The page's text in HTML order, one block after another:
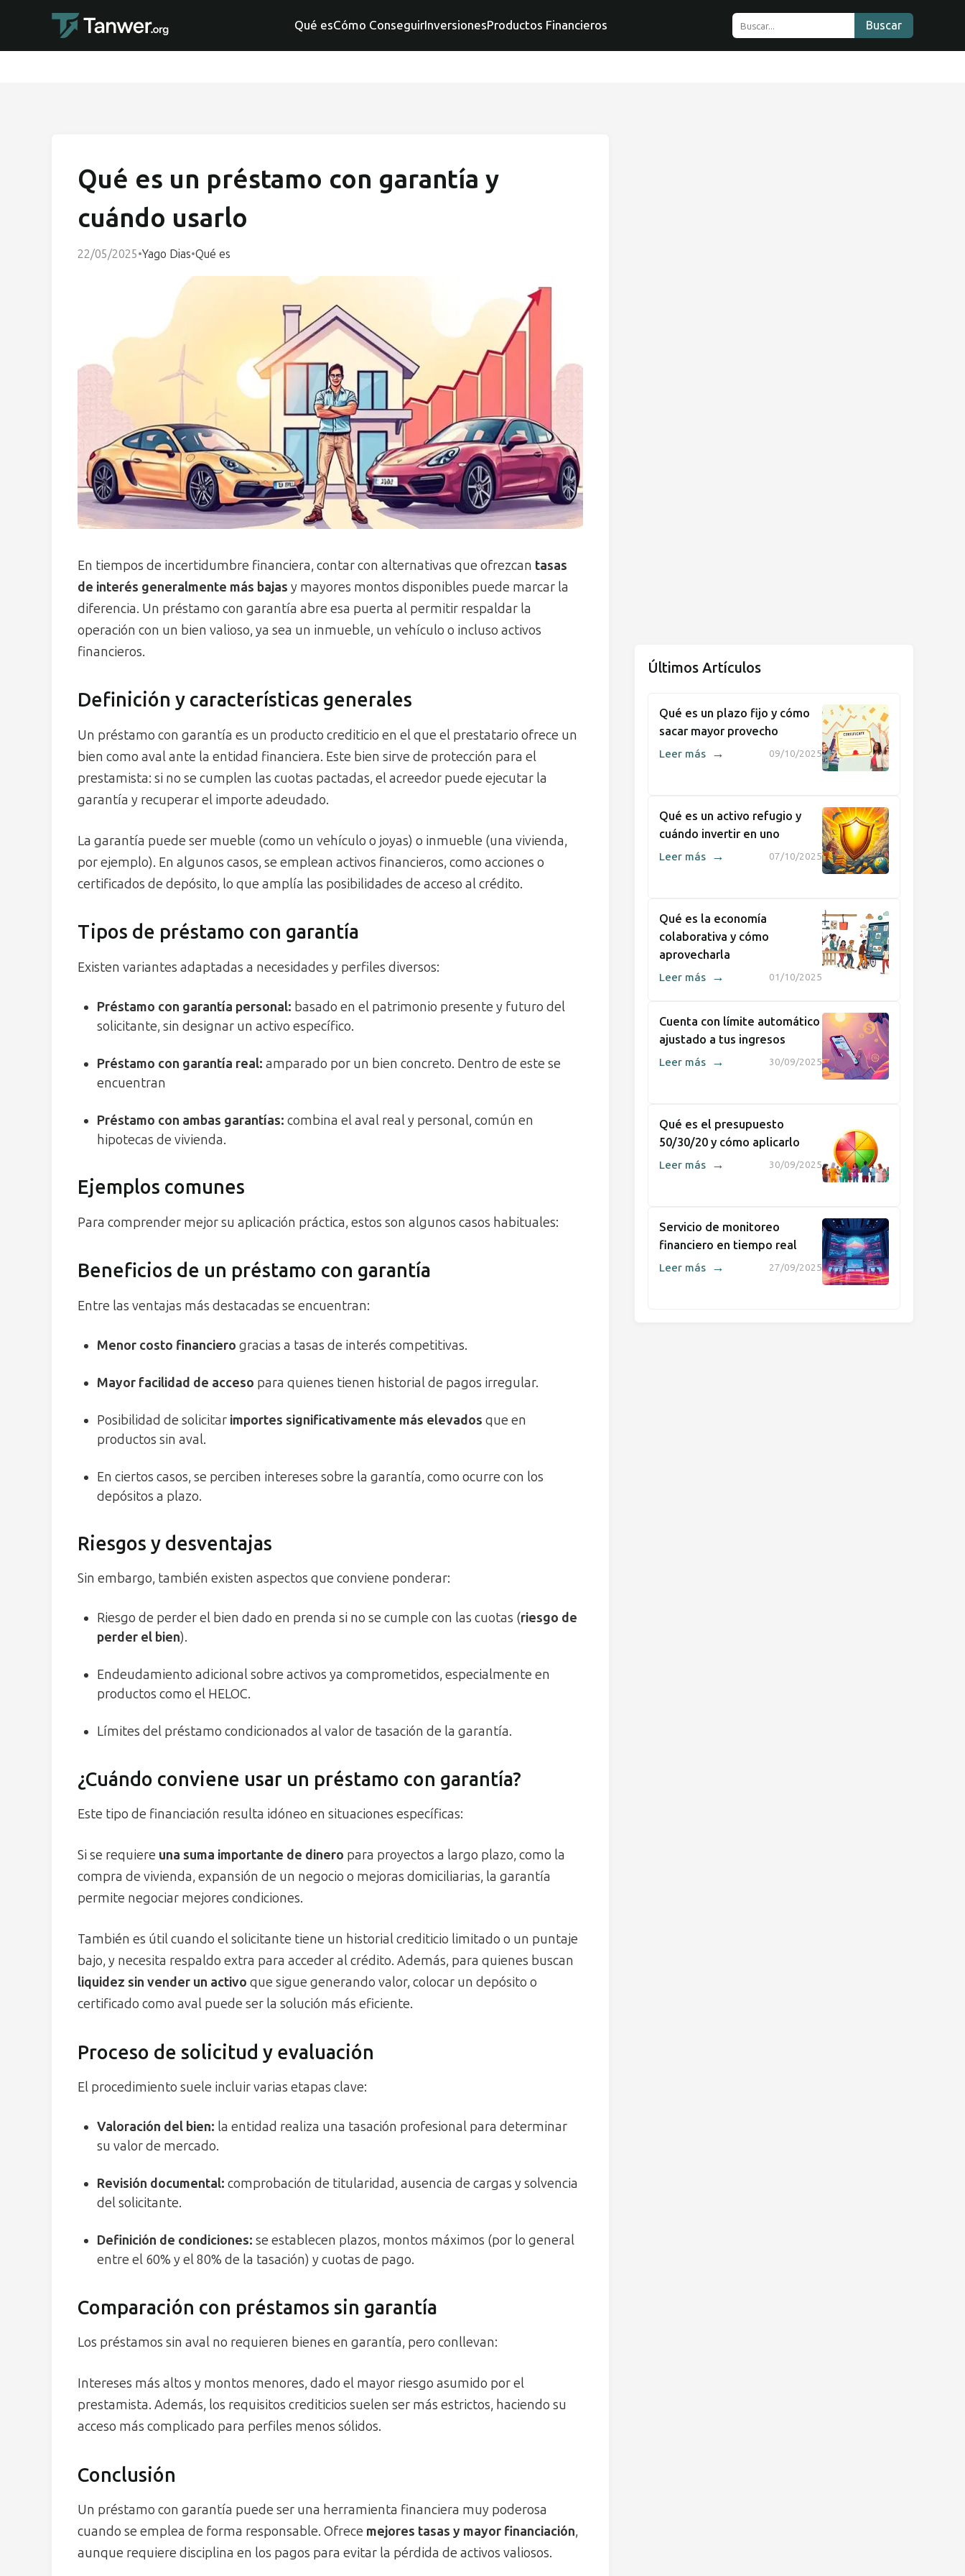
Qué esCómo ConseguirInversionesProductos Financieros Buscar
Qué es un préstamo con garantía y
cuándo usarlo
22/05/2025•Yago Dias•Qué es
En tiempos de incertidumbre financiera, contar con alternativas que ofrezcan tasas
de interés generalmente más bajas y mayores montos disponibles puede marcar la
diferencia. Un préstamo con garantía abre esa puerta al permitir respaldar la
operación con un bien valioso, ya sea un inmueble, un vehículo o incluso activos
financieros.
Definición y características generales
Un préstamo con garantía es un producto crediticio en el que el prestatario ofrece un
bien como aval ante la entidad financiera. Este bien sirve de protección para el
prestamista: si no se cumplen las cuotas pactadas, el acreedor puede ejecutar la
garantía y recuperar el importe adeudado.
La garantía puede ser mueble (como un vehículo o joyas) o inmueble (una vivienda,
por ejemplo). En algunos casos, se emplean activos financieros, como acciones o
certificados de depósito, lo que amplía las posibilidades de acceso al crédito.
Tipos de préstamo con garantía
Existen variantes adaptadas a necesidades y perfiles diversos:
Préstamo con garantía personal: basado en el patrimonio presente y futuro del
solicitante, sin designar un activo específico.
Préstamo con garantía real: amparado por un bien concreto. Dentro de este se
encuentran
Préstamo con ambas garantías: combina el aval real y personal, común en
hipotecas de vivienda.
Ejemplos comunes
Para comprender mejor su aplicación práctica, estos son algunos casos habituales:
Beneficios de un préstamo con garantía
Entre las ventajas más destacadas se encuentran:
Menor costo financiero gracias a tasas de interés competitivas.
Mayor facilidad de acceso para quienes tienen historial de pagos irregular.
Posibilidad de solicitar importes significativamente más elevados que en
productos sin aval.
En ciertos casos, se perciben intereses sobre la garantía, como ocurre con los
depósitos a plazo.
Riesgos y desventajas
Sin embargo, también existen aspectos que conviene ponderar:
Riesgo de perder el bien dado en prenda si no se cumple con las cuotas (riesgo de
perder el bien).
Endeudamiento adicional sobre activos ya comprometidos, especialmente en
productos como el HELOC.
Límites del préstamo condicionados al valor de tasación de la garantía.
¿Cuándo conviene usar un préstamo con garantía?
Este tipo de financiación resulta idóneo en situaciones específicas:
Si se requiere una suma importante de dinero para proyectos a largo plazo, como la
compra de vivienda, expansión de un negocio o mejoras domiciliarias, la garantía
permite negociar mejores condiciones.
También es útil cuando el solicitante tiene un historial crediticio limitado o un puntaje
bajo, y necesita respaldo extra para acceder al crédito. Además, para quienes buscan
liquidez sin vender un activo que sigue generando valor, colocar un depósito o
certificado como aval puede ser la solución más eficiente.
Proceso de solicitud y evaluación
El procedimiento suele incluir varias etapas clave:
Valoración del bien: la entidad realiza una tasación profesional para determinar
su valor de mercado.
Revisión documental: comprobación de titularidad, ausencia de cargas y solvencia
del solicitante.
Definición de condiciones: se establecen plazos, montos máximos (por lo general
entre el 60% y el 80% de la tasación) y cuotas de pago.
Comparación con préstamos sin garantía
Los préstamos sin aval no requieren bienes en garantía, pero conllevan:
Intereses más altos y montos menores, dado el mayor riesgo asumido por el
prestamista. Además, los requisitos crediticios suelen ser más estrictos, haciendo su
acceso más complicado para perfiles menos sólidos.
Conclusión
Un préstamo con garantía puede ser una herramienta financiera muy poderosa
cuando se emplea de forma responsable. Ofrece mejores tasas y mayor financiación,
aunque requiere disciplina en los pagos para evitar la pérdida de activos valiosos.
Últimos Artículos
Qué es un plazo fijo y cómo
sacar mayor provecho
09/10/2025
Leer más →
Qué es un activo refugio y
cuándo invertir en uno
07/10/2025
Leer más →
Qué es la economía
colaborativa y cómo
aprovecharla
01/10/2025
Leer más →
Cuenta con límite automático
ajustado a tus ingresos
30/09/2025
Leer más →
Qué es el presupuesto
50/30/20 y cómo aplicarlo
30/09/2025
Leer más →
Servicio de monitoreo
financiero en tiempo real
27/09/2025
Leer más →